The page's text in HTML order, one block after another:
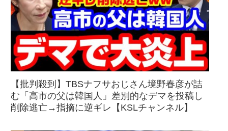
【批判殺到】TBSナフサおじさん境野春彦が詰
む「高市の父は韓国人」差別的なデマを投稿し
削除逃亡→指摘に逆ギレ【KSLチャンネル】